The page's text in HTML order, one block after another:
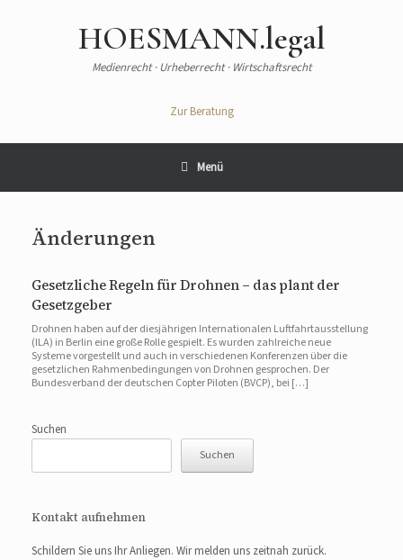
HOESMANN.legal
Medienrecht · Urheberrecht · Wirtschaftsrecht
Zur Beratung
Menü
Änderungen
Gesetzliche Regeln für Drohnen – das plant der
Gesetzgeber
Drohnen haben auf der diesjährigen Internationalen Luftfahrtausstellung
(ILA) in Berlin eine große Rolle gespielt. Es wurden zahlreiche neue
Systeme vorgestellt und auch in verschiedenen Konferenzen über die
gesetzlichen Rahmenbedingungen von Drohnen gesprochen. Der
Bundesverband der deutschen Copter Piloten (BVCP), bei […]
Suchen
Suchen
Kontakt aufnehmen
Schildern Sie uns Ihr Anliegen. Wir melden uns zeitnah zurück.